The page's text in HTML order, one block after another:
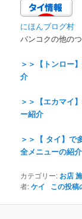
にほんブログ村
バンコクの他の
＞＞【トンロー
介
＞＞【エカマイ
ー紹介
＞＞【 タイ】で
全メニューの紹介
カテゴリー: お店
者:ケイ この投稿